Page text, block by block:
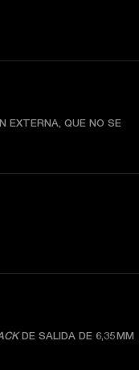
EXTERNA, QUE NO SE
DE SALIDA DE 6,35 MM